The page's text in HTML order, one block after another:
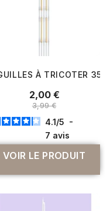
ALUMINIUM GROVE
À TRICOTER 35
2,00 €
3,99 €
4.1/5 -
7 avis
VOIR LE PRODUIT